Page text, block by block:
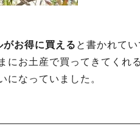
がお得に買える と書かれてい
にお土産で買ってきてくれる
になっていました。